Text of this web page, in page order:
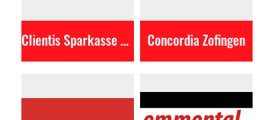
Clientis Sparkasse Oftringen Concordia Zofingen